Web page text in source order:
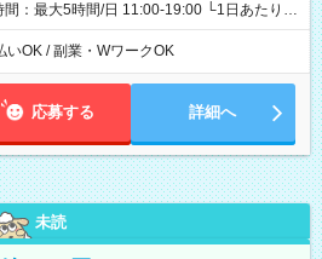
間：最大5時間/日 11:00-19:00 └1日あたりの
└上記の時間帯内であれば、いつでも勤務可
の中で、お好きな曜日でご勤務いただけま
うに、自由な働き方が可能なお仕事です！
いOK / 副業・WワークOK
応募する 詳細へ
未読